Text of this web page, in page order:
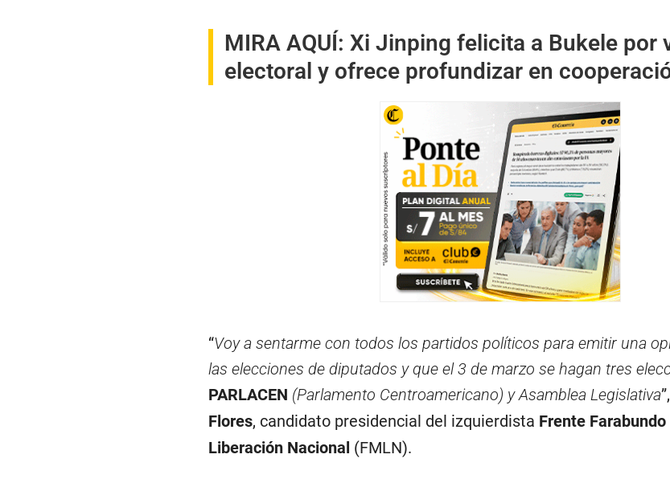
MIRA AQUÍ: Xi Jinping felicita a Bukele por
electoral y ofrece profundizar en
“Voy a sentarme con todos los partidos políticos para emitir una
las elecciones de diputados y que el 3 de marzo se hagan tres
PARLACEN (Parlamento Centroamericano) y Asamblea Legislativa
Flores, candidato presidencial del izquierdista Frente
Liberación Nacional (FMLN).